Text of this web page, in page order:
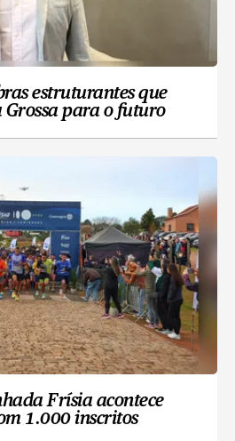
estruturantes que
para o futuro
Frísia acontece
1.000 inscritos